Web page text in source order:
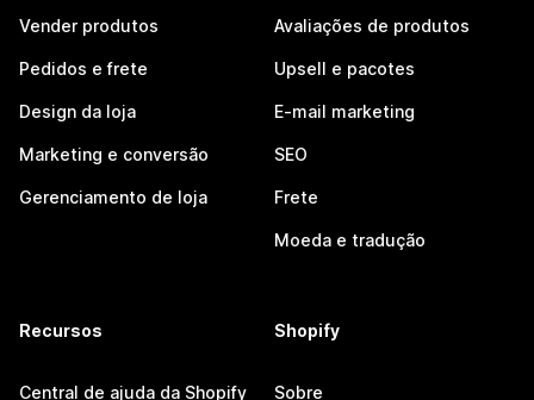
Vender produtos
Pedidos e frete
Design da loja
Marketing e conversão
Gerenciamento de loja
Avaliações de produtos
Upsell e pacotes
E-mail marketing
SEO
Frete
Moeda e tradução
Recursos
Central de ajuda da Shopify
Shopify
Sobre